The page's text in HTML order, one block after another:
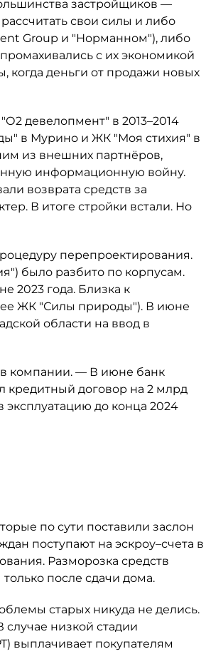
застройщиков —
свои силы и либо
Group и "Норманном"), либо
с их экономикой
когда деньги от продажи новых
девелопмент" в 2013–2014
в Мурино и ЖК "Моя стихия" в
из внешних партнёров,
информационную войну.
возврата средств за
В итоге стройки встали. Но
перепроектирования.
было разбито по корпусам.
2023 года. Близка к
ЖК "Силы природы"). В июне
области на ввод в
в компании. — В июне банк
кредитный договор на 2 млрд
эксплуатацию до конца 2024
по сути поставили заслон
поступают на эскроу–счета в
Разморозка средств
после сдачи дома.
старых никуда не делись.
случае низкой стадии
выплачивает покупателям